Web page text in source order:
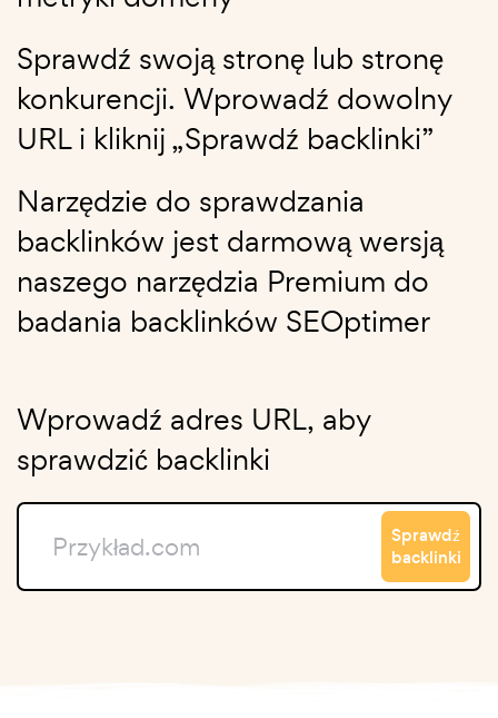
Sprawdź swoją stronę lub stronę
konkurencji. Wprowadź dowolny
URL i kliknij „Sprawdź backlinki”
Narzędzie do sprawdzania
backlinków jest darmową wersją
naszego narzędzia Premium do
badania backlinków SEOptimer
Wprowadź adres URL, aby
sprawdzić backlinki
Sprawdź
backlinki